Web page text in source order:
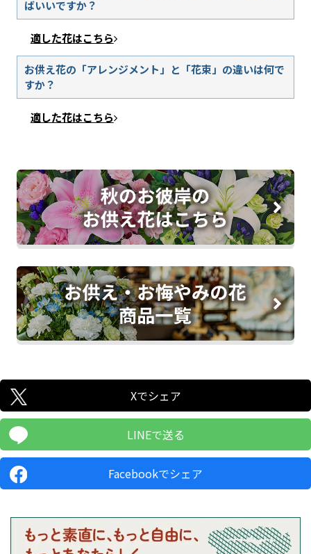
ばいいですか？
適した花はこちら
お供え花の「アレンジメント」と「花束」の違いは何で
すか？
適した花はこちら
Xでシェア
LINEで送る
Facebookでシェア